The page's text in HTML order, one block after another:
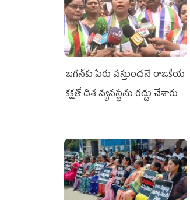
జగన్‌కు పేరు వస్తుందనే రాజకీయ
కక్షతో దిశ వ్య‌వ‌స్థ‌ను రద్దు చేశారు